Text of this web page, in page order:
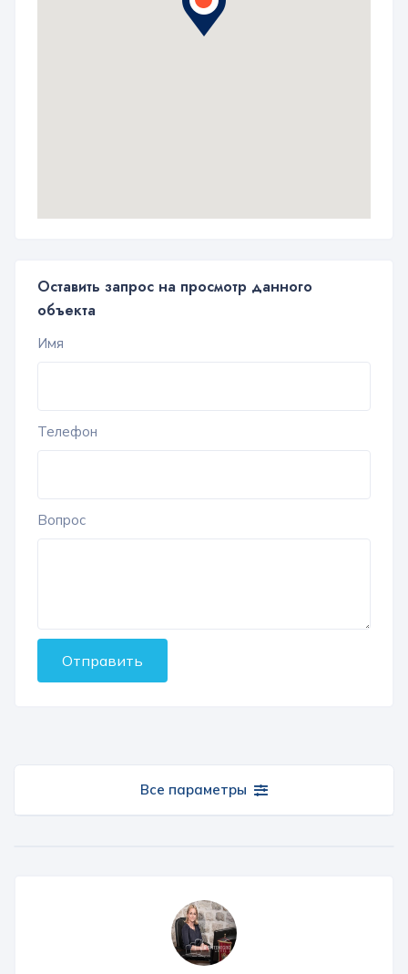
Оставить запрос на просмотр данного
объекта
Имя
Телефон
Вопрос
Отправить
Все параметры